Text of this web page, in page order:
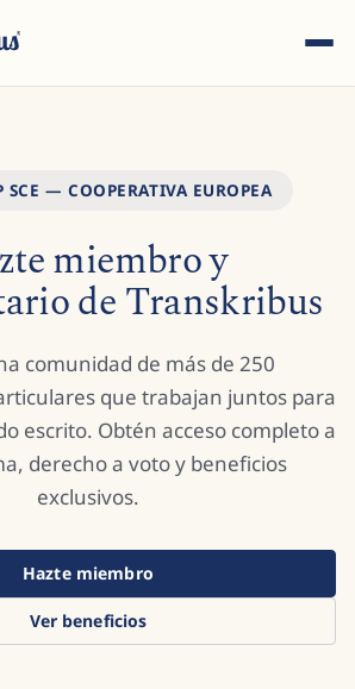
para buscar entre modelos, sites y
artículos del blog...
SCE — COOPERATIVA EUROPEA
miembro y
de Transkribus
comunidad de más de 250
que trabajan juntos para
escrito. Obtén acceso completo a
derecho a voto y beneficios
exclusivos.
Hazte miembro
Ver beneficios